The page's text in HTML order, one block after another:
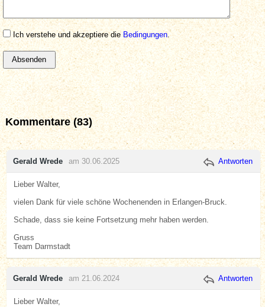
Ich verstehe und akzeptiere die Bedingungen.
Kommentare (83)
Gerald Wrede am 30.06.2025 Antworten
Lieber Walter,
vielen Dank für viele schöne Wochenenden in Erlangen-Bruck.
Schade, dass sie keine Fortsetzung mehr haben werden.
Gruss
Team Darmstadt
Gerald Wrede am 21.06.2024 Antworten
Lieber Walter,